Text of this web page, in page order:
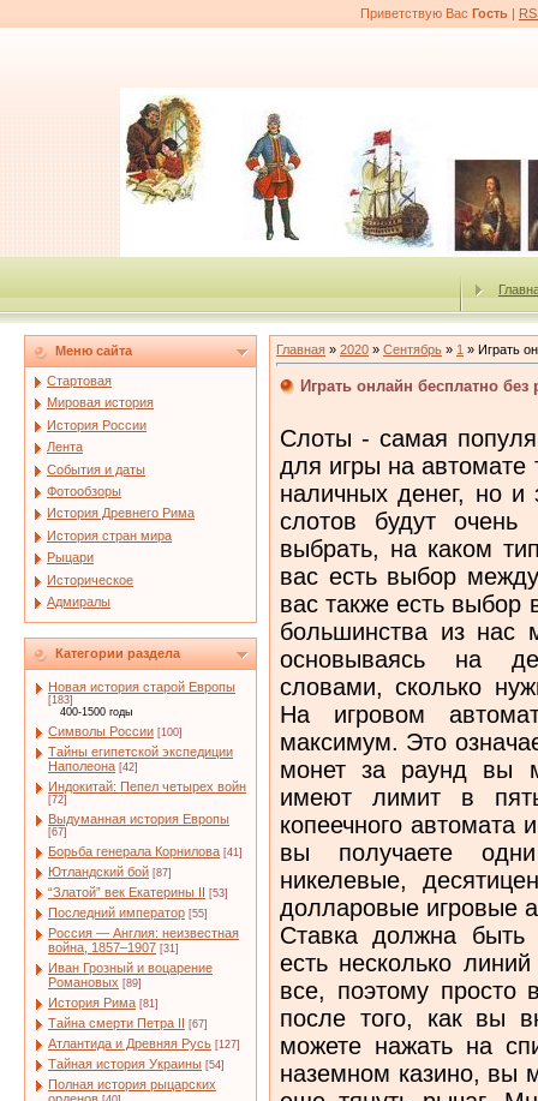
Приветствую Вас Гость |
Меню сайта
Стартовая
Мировая история
История России
Лента
События и даты
Фотообзоры
История Древнего Рима
История стран мира
Рыцари
Историческое
Адмиралы
Категории раздела
Новая история старой Европы
[183]
400-1500 годы
Символы России [100]
Тайны египетской экспедиции
Наполеона [42]
Индокитай: Пепел четырех войн
[72]
Выдуманная история Европы
[67]
Борьба генерала Корнилова [41]
Ютландский бой [87]
“Златой” век Екатерины II [53]
Последний император [55]
Россия — Англия: неизвестная
война, 1857–1907 [31]
Иван Грозный и воцарение
Романовых [89]
История Рима [81]
Тайна смерти Петра II [67]
Атлантида и Древняя Русь [127]
Тайная история Украины [54]
Полная история рыцарских
Главная » 2020 » Сентябрь » 1 » Играть
Играть онлайн бесплатно без
Слоты - самая
для игры на автомате
наличных денег, но
слотов будут
выбрать, на каком
вас есть выбор
вас также есть выбор
большинства из нас
основываясь на
словами, сколько
На игровом
максимум. Это
монет за раунд вы
имеют лимит в
копеечного автомата
вы получаете
никелевые,
долларовые игровые
Ставка должна
есть несколько
все, поэтому просто
после того, как вы
можете нажать на
наземном казино, вы